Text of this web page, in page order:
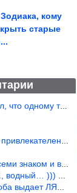
кому
старые
то и жить легче.
Весов, Близнецов встреч
и все одиноки и Я )))
сам трех из 9 )))
редакторы пропус